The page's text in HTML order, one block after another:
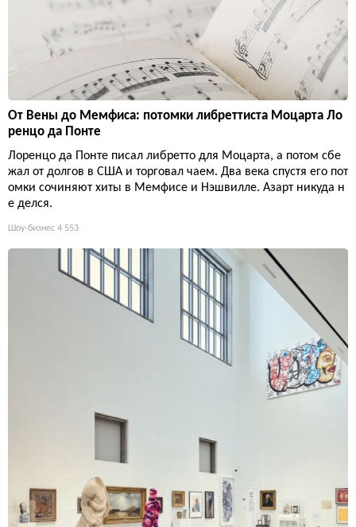
От Вены до Мемфиса: потомки либреттиста Моцарта Ло
ренцо да Понте
Лоренцо да Понте писал либретто для Моцарта, а потом сбе
жал от долгов в США и торговал чаем. Два века спустя его пот
омки сочиняют хиты в Мемфисе и Нэшвилле. Азарт никуда н
е делся.
Шоу-бизнес 4 553